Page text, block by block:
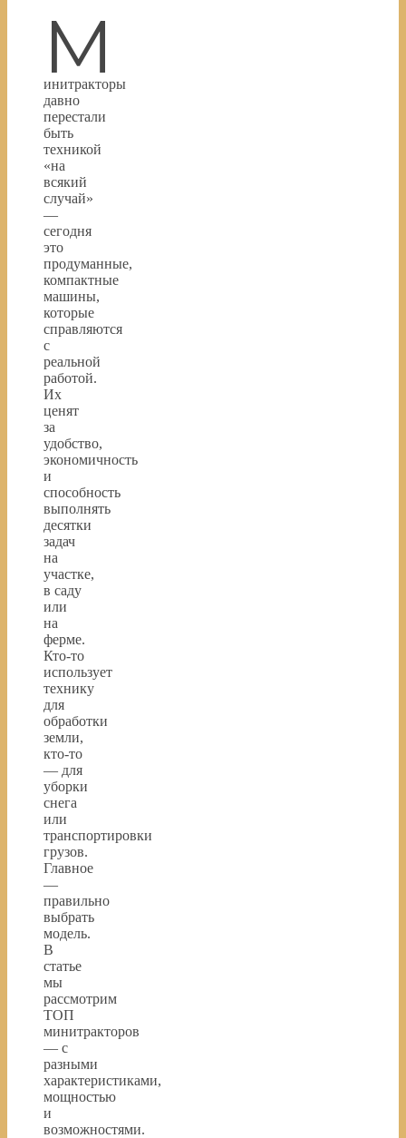
М
инитракторы
давно
перестали
быть
техникой
«на
всякий
случай»
—
сегодня
это
продуманные,
компактные
машины,
которые
справляются
с
реальной
работой.
Их
ценят
за
удобство,
экономичность
и
способность
выполнять
десятки
задач
на
участке,
в саду
или
на
ферме.
Кто-то
использует
технику
для
обработки
земли,
кто-то
— для
уборки
снега
или
транспортировки
грузов.
Главное
—
правильно
выбрать
модель.
В
статье
мы
рассмотрим
ТОП
минитракторов
— с
разными
характеристиками,
мощностью
и
возможностями.